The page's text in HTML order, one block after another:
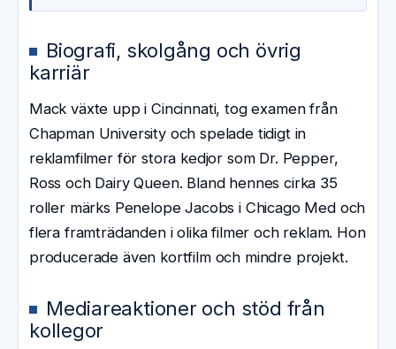
Biografi, skolgång och övrig
karriär
Mack växte upp i Cincinnati, tog examen från
Chapman University och spelade tidigt in
reklamfilmer för stora kedjor som Dr. Pepper,
Ross och Dairy Queen. Bland hennes cirka 35
roller märks Penelope Jacobs i Chicago Med och
flera framträdanden i olika filmer och reklam. Hon
producerade även kortfilm och mindre projekt.
Mediareaktioner och stöd från
kollegor